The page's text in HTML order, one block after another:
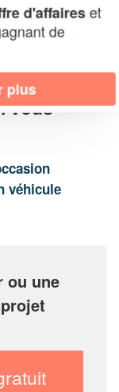
pour découvrir
en réparation
qui sont
vous
véhicule
ou une
d'affaireset
de
plus